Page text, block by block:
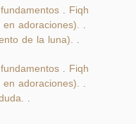
Fiqh
adoraciones).
de la luna).
Fiqh
adoraciones).